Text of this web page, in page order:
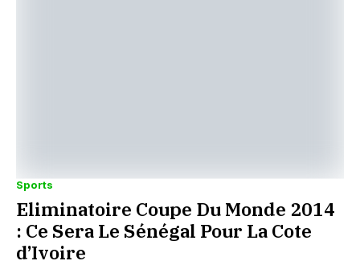
Sports
Eliminatoire Coupe Du Monde 2014
: Ce Sera Le Sénégal Pour La Cote
d’Ivoire